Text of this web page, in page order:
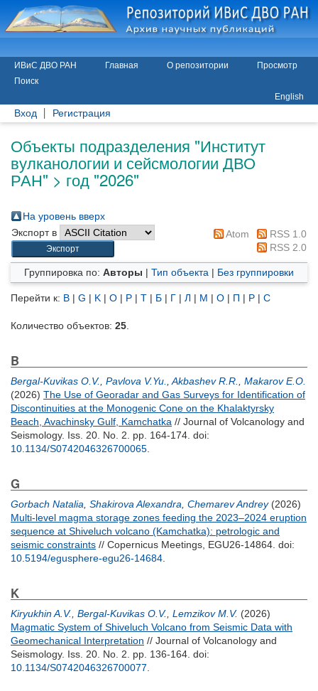
ИВиС ДВО РАН Главная О репозитории
Просмотр
Поиск
English
Вход Регистрация
Объекты подразделения "Институт
вулканологии и сейсмологии ДВО
РАН" > год "2026"
На уровень вверх
Экспорт в
Atom
RSS 1.0
RSS 2.0
Группировка по: Авторы | Тип объекта | Без группировки
Перейти к: B | G | K | O | P | T | Б | Г | Л | М | О | П | Р | С
Количество объектов: 25
B
Bergal-Kuvikas O.V. Pavlova V.Yu. Akbashev R.R.
Makarov E.O.
(2026) The Use of Georadar and Gas Surveys for Identification of
Discontinuities at the Monogenic Cone on the Khalaktyrsky
Beach, Avachinsky Gulf, Kamchatka // Journal of Volcanology and
Seismology. Iss. 20. No. 2. pp. 164-174. doi:
10.1134/S0742046326700065
G
Gorbach Natalia Shakirova Alexandra Chemarev Andrey(2026)
Multi-level magma storage zones feeding the 2023–2024 eruption
sequence at Shiveluch volcano (Kamchatka): petrologic and
seismic constraints // Copernicus Meetings, EGU26-14864. doi:
10.5194/egusphere-egu26-14684
K
Kiryukhin A.V. Bergal-Kuvikas O.V. Lemzikov M.V. (2026)
Magmatic System of Shiveluch Volcano from Seismic Data with
Geomechanical Interpretation // Journal of Volcanology and
Seismology. Iss. 20. No. 2. pp. 136-164. doi:
10.1134/S0742046326700077